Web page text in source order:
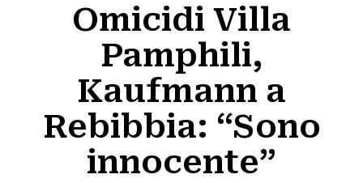
Omicidi Villa
Pamphili,
Kaufmann a
Rebibbia: “Sono
innocente”